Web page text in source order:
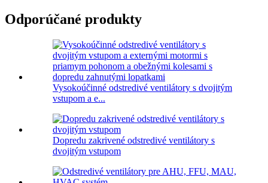
Odporúčané produkty
Vysokoúčinné odstredivé ventilátory s dvojitým
vstupom a e...
Dopredu zakrivené odstredivé ventilátory s
dvojitým vstupom